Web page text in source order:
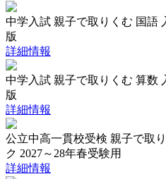
中学入試 親子で取りくむ 国語
版
詳細情報
中学入試 親子で取りくむ 算数
版
詳細情報
公立中高一貫校受検 親子で取
ク 2027～28年春受験用
詳細情報